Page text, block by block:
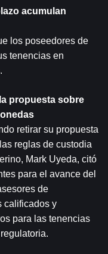
acumulan
los poseedores de
tenencias en
propuesta sobre
retirar su propuesta
reglas de custodia
Mark Uyeda, citó
para el avance del
de
calificados y
para las tenencias